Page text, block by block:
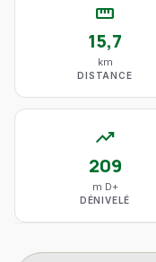
straighten
15,7
km
DISTANCE
trending_up
209
m D+
DÉNIVELÉ